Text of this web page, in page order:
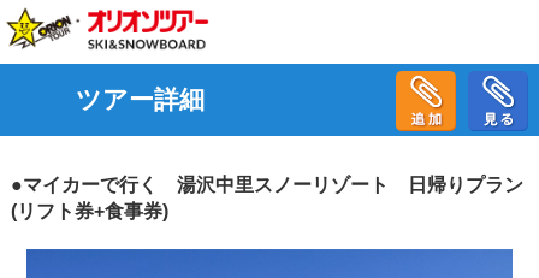
ツアー詳細
●マイカーで行く 湯沢中里スノーリゾート 日帰りプラン
(リフト券+食事券)